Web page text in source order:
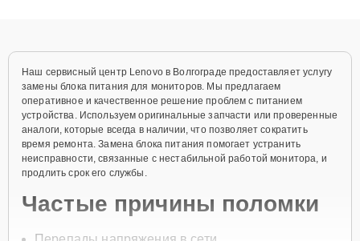
Наш сервисный центр Lenovo в Волгограде предоставляет услугу
замены блока питания для мониторов. Мы предлагаем
оперативное и качественное решение проблем с питанием
устройства. Используем оригинальные запчасти или проверенные
аналоги, которые всегда в наличии, что позволяет сократить
время ремонта. Замена блока питания помогает устранить
неисправности, связанные с нестабильной работой монитора, и
продлить срок его службы.
Частые причины поломки